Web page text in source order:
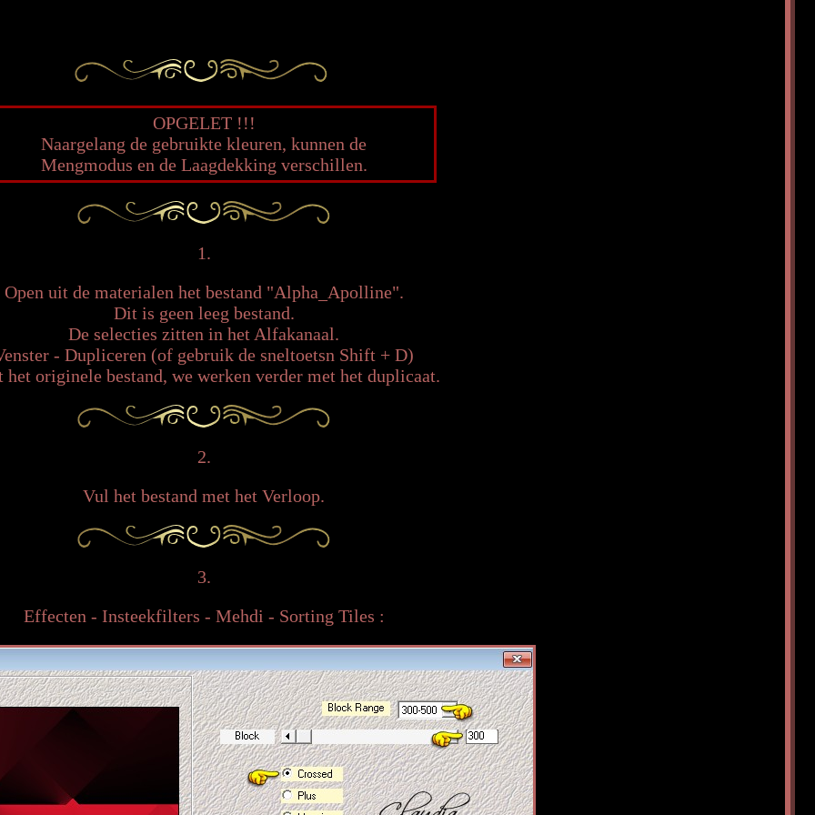
OPGELET !!!
Naargelang de gebruikte kleuren, kunnen de
Mengmodus en de Laagdekking verschillen.
1.
Open uit de materialen het bestand "Alpha_Apolline".
Dit is geen leeg bestand.
De selecties zitten in het Alfakanaal.
- Dupliceren (of gebruik de sneltoetsn Shift + D)
het originele bestand, we werken verder met het duplicaat.
2.
Vul het bestand met het Verloop.
3.
Effecten - Insteekfilters - Mehdi - Sorting Tiles :